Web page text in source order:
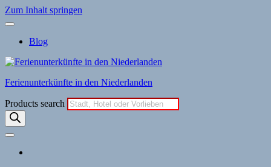
Zum Inhalt springen
Blog
Ferienunterkünfte in den Niederlanden
Products search